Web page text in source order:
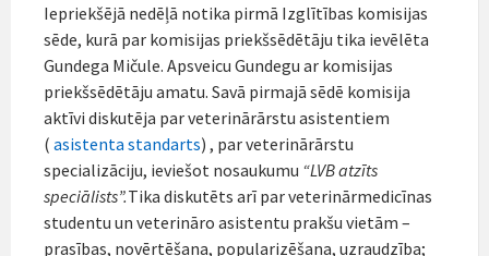
Iepriekšējā nedēļā notika pirmā Izglītības komisijas
sēde, kurā par komisijas priekšsēdētāju tika ievēlēta
Gundega Mičule. Apsveicu Gundegu ar komisijas
priekšsēdētāju amatu. Savā pirmajā sēdē komisija
aktīvi diskutēja par veterinārārstu asistentiem
( asistenta standarts) , par veterinārārstu
specializāciju, ieviešot nosaukumu “LVB atzīts
speciālists”.Tika diskutēts arī par veterinārmedicīnas
studentu un veterināro asistentu prakšu vietām –
prasības, novērtēšana, popularizēšana, uzraudzība;